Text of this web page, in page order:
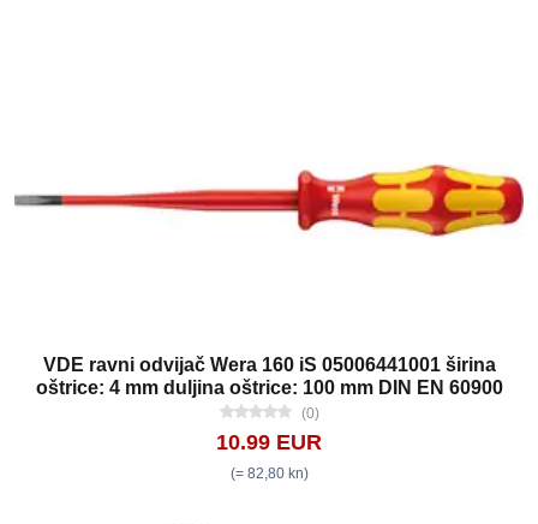
VDE ravni odvijač Wera 160 iS 05006441001 širina
oštrice: 4 mm duljina oštrice: 100 mm DIN EN 60900
(0)
10.99 EUR
(= 82,80 kn)